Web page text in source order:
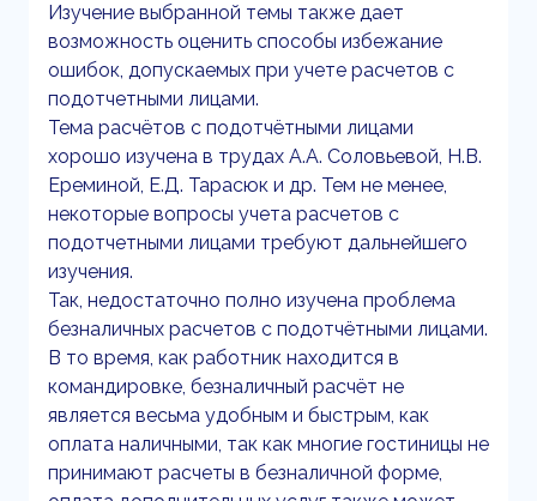
Изучение выбранной темы также дает
возможность оценить способы избежание
ошибок, допускаемых при учете расчетов с
подотчетными лицами.
Тема расчётов с подотчётными лицами
хорошо изучена в трудах А.А. Соловьевой, Н.В.
Ереминой, Е.Д. Тарасюк и др. Тем не менее,
некоторые вопросы учета расчетов с
подотчетными лицами требуют дальнейшего
изучения.
Так, недостаточно полно изучена проблема
безналичных расчетов с подотчётными лицами.
В то время, как работник находится в
командировке, безналичный расчёт не
является весьма удобным и быстрым, как
оплата наличными, так как многие гостиницы не
принимают расчеты в безналичной форме,